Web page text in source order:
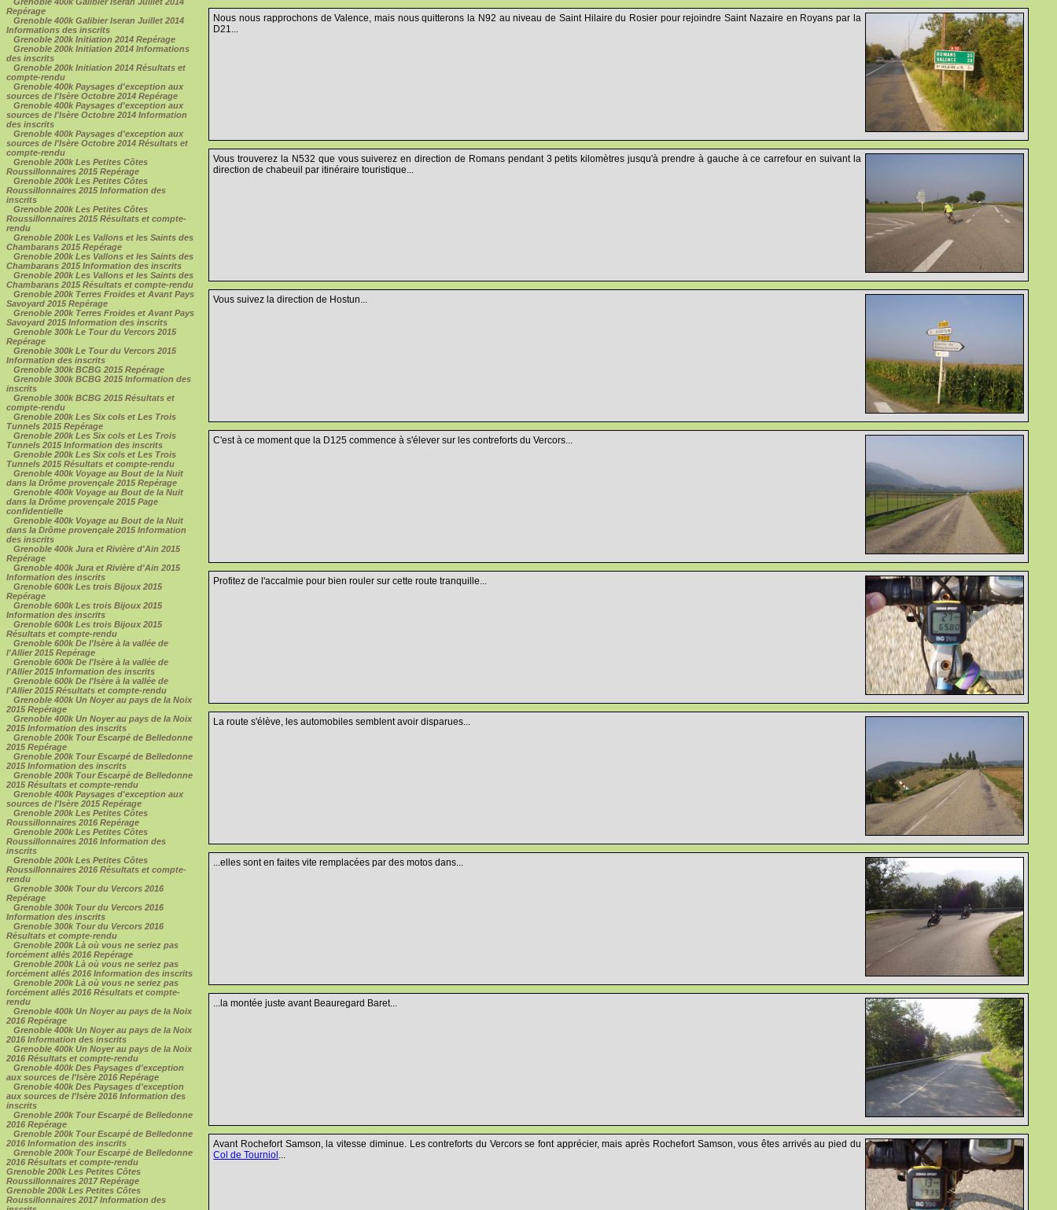
Repérage
Grenoble 400k Galibier Iseran Juillet 2014
Informations des inscrits
Grenoble 200k Initiation 2014 Repérage
Grenoble 200k Initiation 2014 Informations
des inscrits
Grenoble 200k Initiation 2014 Résultats et
compte-rendu
Grenoble 400k Paysages d'exception aux
sources de l'Isère Octobre 2014 Repérage
Grenoble 400k Paysages d'exception aux
sources de l'Isère Octobre 2014 Information
des inscrits
Grenoble 400k Paysages d'exception aux
sources de l'Isère Octobre 2014 Résultats et
compte-rendu
Grenoble 200k Les Petites Côtes
Roussillonnaires 2015 Repérage
Grenoble 200k Les Petites Côtes
Roussillonnaires 2015 Information des
inscrits
Grenoble 200k Les Petites Côtes
Roussillonnaires 2015 Résultats et compte-
rendu
Grenoble 200k Les Vallons et les Saints des
Chambarans 2015 Repérage
Grenoble 200k Les Vallons et les Saints des
Chambarans 2015 Information des inscrits
Grenoble 200k Les Vallons et les Saints des
Chambarans 2015 Résultats et compte-rendu
Grenoble 200k Terres Froides et Avant Pays
Savoyard 2015 Repérage
Grenoble 200k Terres Froides et Avant Pays
Savoyard 2015 Information des inscrits
Grenoble 300k Le Tour du Vercors 2015
Repérage
Grenoble 300k Le Tour du Vercors 2015
Information des inscrits
Grenoble 300k BCBG 2015 Repérage
Grenoble 300k BCBG 2015 Information des
inscrits
Grenoble 300k BCBG 2015 Résultats et
compte-rendu
Grenoble 200k Les Six cols et Les Trois
Tunnels 2015 Repérage
Grenoble 200k Les Six cols et Les Trois
Tunnels 2015 Information des inscrits
Grenoble 200k Les Six cols et Les Trois
Tunnels 2015 Résultats et compte-rendu
Grenoble 400k Voyage au Bout de la Nuit
dans la Drôme provençale 2015 Repérage
Grenoble 400k Voyage au Bout de la Nuit
dans la Drôme provençale 2015 Page
confidentielle
Grenoble 400k Voyage au Bout de la Nuit
dans la Drôme provençale 2015 Information
des inscrits
Grenoble 400k Jura et Rivière d'Ain 2015
Repérage
Grenoble 400k Jura et Rivière d'Ain 2015
Information des inscrits
Grenoble 600k Les trois Bijoux 2015
Repérage
Grenoble 600k Les trois Bijoux 2015
Information des inscrits
Grenoble 600k Les trois Bijoux 2015
Résultats et compte-rendu
Grenoble 600k De l'Isère à la vallée de
l'Allier 2015 Repérage
Grenoble 600k De l'Isère à la vallée de
l'Allier 2015 Information des inscrits
Grenoble 600k De l'Isère à la vallée de
l'Allier 2015 Résultats et compte-rendu
Grenoble 400k Un Noyer au pays de la Noix
2015 Repérage
Grenoble 400k Un Noyer au pays de la Noix
2015 Information des inscrits
Grenoble 200k Tour Escarpé de Belledonne
2015 Repérage
Grenoble 200k Tour Escarpé de Belledonne
2015 Information des inscrits
Grenoble 200k Tour Escarpé de Belledonne
2015 Résultats et compte-rendu
Grenoble 400k Paysages d'exception aux
sources de l'Isère 2015 Repérage
Grenoble 200k Les Petites Côtes
Roussillonnaires 2016 Repérage
Grenoble 200k Les Petites Côtes
Roussillonnaires 2016 Information des
inscrits
Grenoble 200k Les Petites Côtes
Roussillonnaires 2016 Résultats et compte-
rendu
Grenoble 300k Tour du Vercors 2016
Repérage
Grenoble 300k Tour du Vercors 2016
Information des inscrits
Grenoble 300k Tour du Vercors 2016
Résultats et compte-rendu
Grenoble 200k Là où vous ne seriez pas
forcément allés 2016 Repérage
Grenoble 200k Là où vous ne seriez pas
forcément allés 2016 Information des inscrits
Grenoble 200k Là où vous ne seriez pas
forcément allés 2016 Résultats et compte-
rendu
Grenoble 400k Un Noyer au pays de la Noix
2016 Repérage
Grenoble 400k Un Noyer au pays de la Noix
2016 Information des inscrits
Grenoble 400k Un Noyer au pays de la Noix
2016 Résultats et compte-rendu
Grenoble 400k Des Paysages d'exception
aux sources de l'Isère 2016 Repérage
Grenoble 400k Des Paysages d'exception
aux sources de l'Isère 2016 Information des
inscrits
Grenoble 200k Tour Escarpé de Belledonne
2016 Repérage
Grenoble 200k Tour Escarpé de Belledonne
2016 Information des inscrits
Grenoble 200k Tour Escarpé de Belledonne
2016 Résultats et compte-rendu
Grenoble 200k Les Petites Côtes
Roussillonnaires 2017 Repérage
Grenoble 200k Les Petites Côtes
Roussillonnaires 2017 Information des
Nous nous rapprochons de Valence, mais nous quitterons la N92 au niveau de Saint Hilaire du Rosier pour rejoindre Saint Nazaire en Royans par la
D21...
Vous trouverez la N532 que vous suiverez en direction de Romans pendant 3 petits kilomètres jusqu'à prendre à gauche à ce carrefour en suivant la
direction de chabeuil par itinéraire touristique...
Vous suivez la direction de Hostun...
C'est à ce moment que la D125 commence à s'élever sur les contreforts du Vercors...
Profitez de l'accalmie pour bien rouler sur cette route tranquille...
La route s'élève, les automobiles semblent avoir disparues...
...elles sont en faites vite remplacées par des motos dans...
...la montée juste avant Beauregard Baret...
Avant Rochefort Samson, la vitesse diminue. Les contreforts du Vercors se font apprécier, mais après Rochefort Samson, vous êtes arrivés au pied du
Col de Tourniol ...